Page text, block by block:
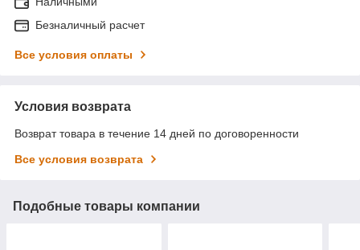
Безналичный расчет
Все условия оплаты
Условия возврата
Возврат товара в течение 14 дней по договоренности
Все условия возврата
Подобные товары компании